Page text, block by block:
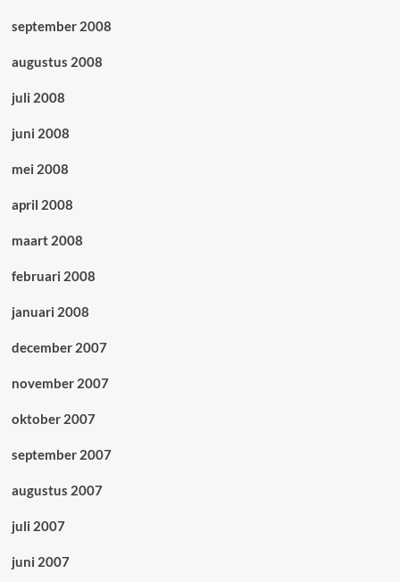
september 2008
augustus 2008
juli 2008
juni 2008
mei 2008
april 2008
maart 2008
februari 2008
januari 2008
december 2007
november 2007
oktober 2007
september 2007
augustus 2007
juli 2007
juni 2007